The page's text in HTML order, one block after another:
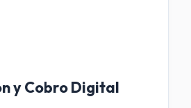
y Cobro Digital